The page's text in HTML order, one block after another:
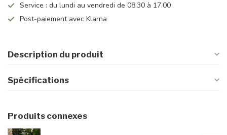
Service : du lundi au vendredi de 08.30 à 17.00
Post-paiement avec Klarna
Description du produit
Spécifications
Produits connexes